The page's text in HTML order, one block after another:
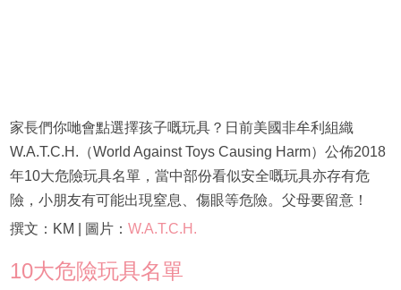
家長們你哋會點選擇孩子嘅玩具？日前美國非牟利組織
W.A.T.C.H.（World Against Toys Causing Harm）公佈2018
年10大危險玩具名單，當中部份看似安全嘅玩具亦存有危
險，小朋友有可能出現窒息、傷眼等危險。父母要留意！
撰文：KM | 圖片： W.A.T.C.H.
10大危險玩具名單